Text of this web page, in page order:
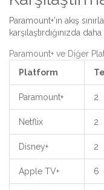
Paramount+’ın akış
karşılaştırdığınızda
Paramount+ ve Diğer
Platform
Paramount+ 2
Netflix 2
Disney+ 2
Apple TV+ 6